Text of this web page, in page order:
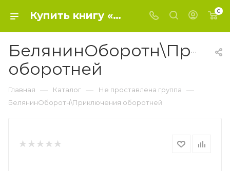
Купить книгу «БелянинОборотн\Приключения оборотней» 2015, Белянин А.О., Черная Г. - Не проставлена группа 0
оборотней
Главная — Каталог — Не проставлена группа —
БелянинОборотн\Приключения оборотней